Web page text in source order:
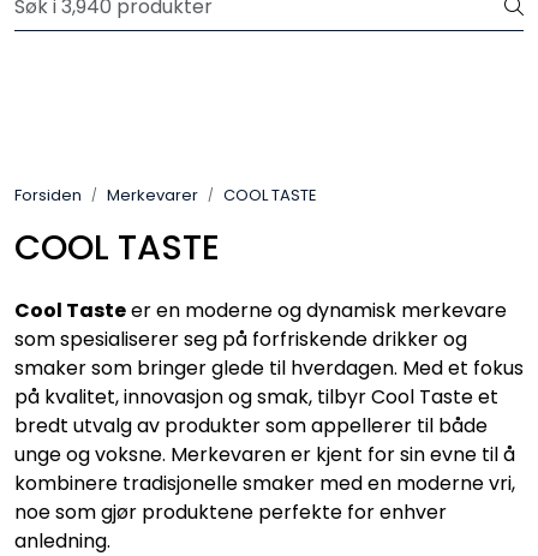
Skip to main content
Velkommen til vår nye nettbutikk! Trykk her for å lese mer
Forsiden Merkevarer COOL TASTE
COOL TASTE
Cool Tasteer en moderne og dynamisk merkevare
som spesialiserer seg på forfriskende drikker og
smaker som bringer glede til hverdagen. Med et fokus
på kvalitet, innovasjon og smak, tilbyr Cool Taste et
bredt utvalg av produkter som appellerer til både
unge og voksne. Merkevaren er kjent for sin evne til å
kombinere tradisjonelle smaker med en moderne vri,
noe som gjør produktene perfekte for enhver
anledning.
Restaurantprodukter
Merkevarer